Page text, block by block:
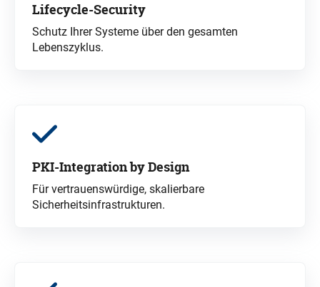
Lifecycle-Security
Schutz Ihrer Systeme über den gesamten
Lebenszyklus.
PKI-IntegrationbyDesign
Für vertrauenswürdige, skalierbare
Sicherheitsinfrastrukturen.